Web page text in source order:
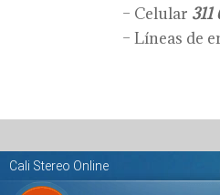
– Celular
– Líneas de